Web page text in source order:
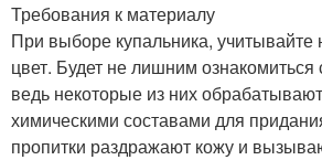
Требования к материалу
При выборе купальника, учитывайте
цвет. Будет не лишним ознакомиться
ведь некоторые из них
химическими составами для
пропитки раздражают кожу и